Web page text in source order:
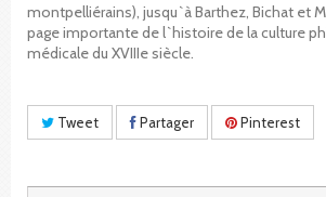
montpelliérains), jusqu`à Barthez, Bichat et
page importante de l`histoire de la culture
médicale du XVIIIe siècle.
Tweet Partager Pinterest